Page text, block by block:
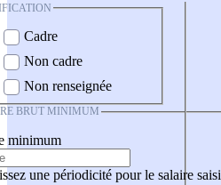
Cadre
Non cadre
Non renseignée
BRUT MINIMUM
minimum
une périodicité pour le salaire saisi